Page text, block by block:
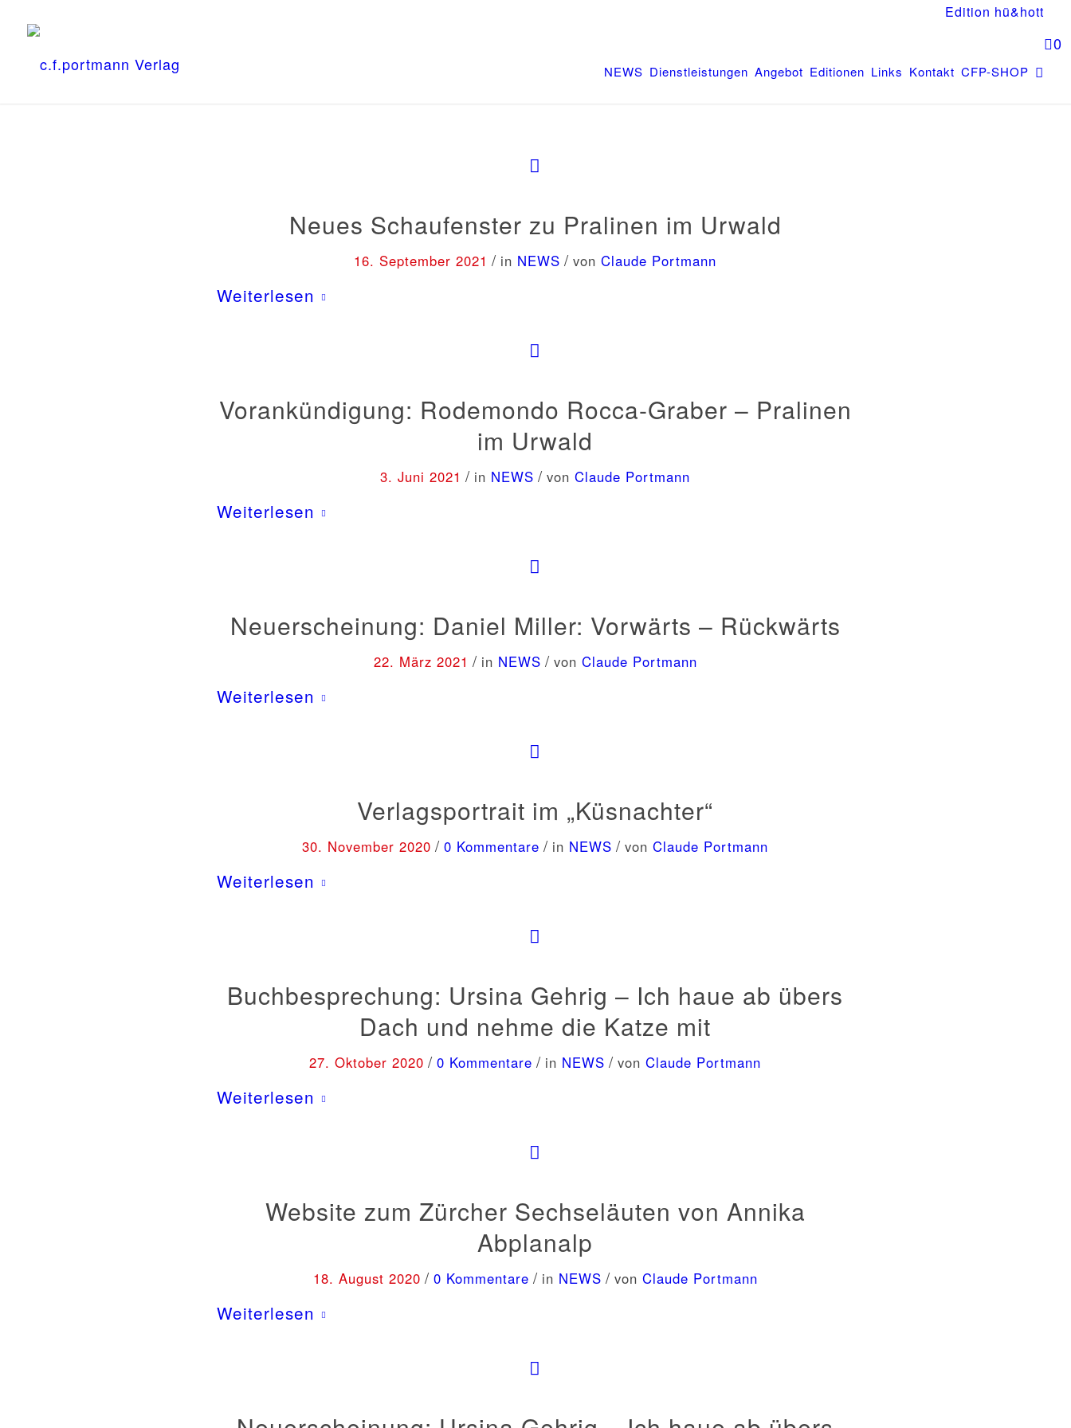
Edition hü&hott
0
NEWS Dienstleistungen Angebot Editionen Links Kontakt CFP-SHOP
Neues Schaufenster zu Pralinen im Urwald
16. September 2021 / in NEWS / vonClaude Portmann
Weiterlesen
Vorankündigung: Rodemondo Rocca-Graber – Pralinen
im Urwald
3. Juni 2021 / in NEWS / vonClaude Portmann
Weiterlesen
Neuerscheinung: Daniel Miller: Vorwärts – Rückwärts
22. März 2021 / in NEWS / von Claude Portmann
Weiterlesen
Verlagsportrait im „Küsnachter“
30. November 2020 / 0 Kommentare / in NEWS / vonClaude Portmann
Weiterlesen
Buchbesprechung: Ursina Gehrig – Ich haue ab übers
Dach und nehme die Katze mit
27. Oktober 2020 / 0 Kommentare / in NEWS / vonClaude Portmann
Weiterlesen
Website zum Zürcher Sechseläuten von Annika
Abplanalp
18. August 2020 / 0 Kommentare / in NEWS / von Claude Portmann
Weiterlesen